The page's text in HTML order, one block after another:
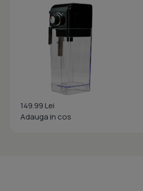
149.99 Lei
Adauga in cos